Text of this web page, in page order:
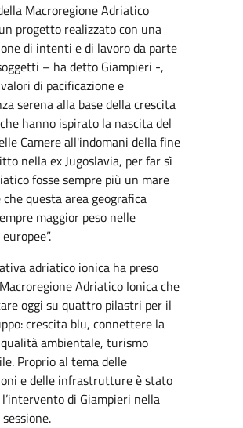
Macroregione Adriatico
progetto realizzato con una
di intenti e di lavoro da parte
– ha detto Giampieri -,
di pacificazione e
serena alla base della crescita
hanno ispirato la nascita del
Camere all'indomani della fine
nella ex Jugoslavia, per far sì
fosse sempre più un mare
che questa area geografica
maggior peso nelle
adriatico ionica ha preso
Adriatico Ionica che
oggi su quattro pilastri per il
crescita blu, connettere la
ambientale, turismo
Proprio al tema delle
e delle infrastrutture è stato
di Giampieri nella